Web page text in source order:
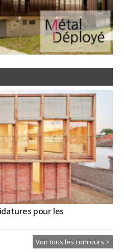
pour les
Voir tous les concours >